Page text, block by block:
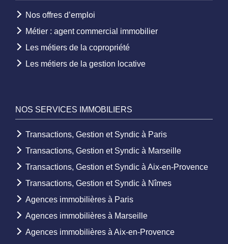
Nos offres d’emploi
Métier : agent commercial immobilier
Les métiers de la copropriété
Les métiers de la gestion locative
NOS SERVICES IMMOBILIERS
Transactions, Gestion et Syndic à Paris
Transactions, Gestion et Syndic à Marseille
Transactions, Gestion et Syndic à Aix-en-Provence
Transactions, Gestion et Syndic à Nîmes
Agences immobilières à Paris
Agences immobilières à Marseille
Agences immobilières à Aix-en-Provence